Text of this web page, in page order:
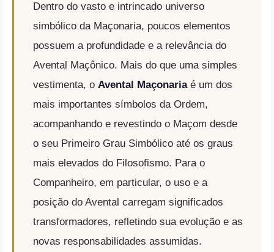
Dentro do vasto e intrincado universo
simbólico da Maçonaria, poucos elementos
possuem a profundidade e a relevância do
Avental Maçônico. Mais do que uma simples
vestimenta, o Avental Maçonariaé um dos
mais importantes símbolos da Ordem,
acompanhando e revestindo o Maçom desde
o seu Primeiro Grau Simbólico até os graus
mais elevados do Filosofismo. Para o
Companheiro, em particular, o uso e a
posição do Avental carregam significados
transformadores, refletindo sua evolução e as
novas responsabilidades assumidas.